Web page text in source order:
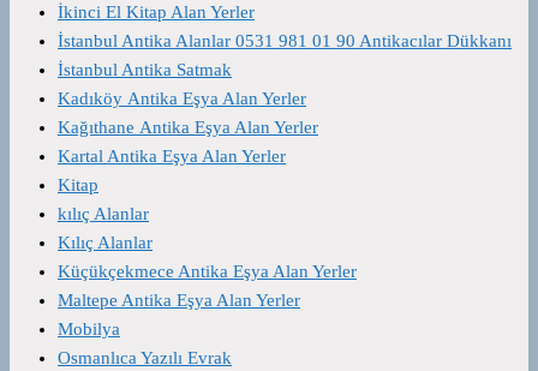
İkinci El Kitap Alan Yerler
İstanbul Antika Alanlar 0531 981 01 90 Antikacılar Dükkanı
İstanbul Antika Satmak
Kadıköy Antika Eşya Alan Yerler
Kağıthane Antika Eşya Alan Yerler
Kartal Antika Eşya Alan Yerler
Kitap
kılıç Alanlar
Kılıç Alanlar
Küçükçekmece Antika Eşya Alan Yerler
Maltepe Antika Eşya Alan Yerler
Mobilya
Osmanlıca Yazılı Evrak